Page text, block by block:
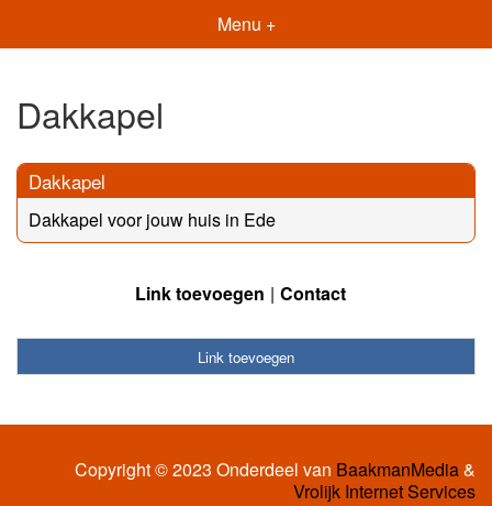
Menu +
Dakkapel
Dakkapel
Dakkapel voor jouw huis in Ede
Link toevoegen Contact
Link toevoegen
Copyright © 2023 Onderdeel van BaakmanMedia&
Vrolijk Internet Services